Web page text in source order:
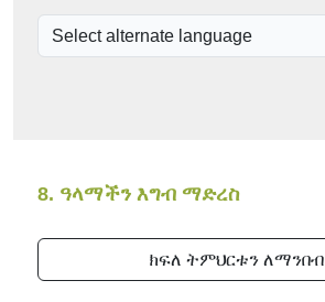
8. ዓላማችን እግብ ማድረስ
ክፍለ ትምህርቱን ለማንበብ